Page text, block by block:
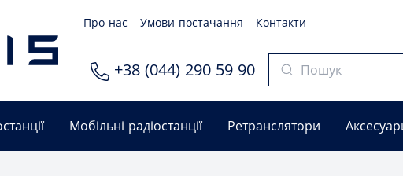
Про нас Умови постачання Контакти
+38 (044) 290 59 90
Мобільні радіостанції Ретранслятори